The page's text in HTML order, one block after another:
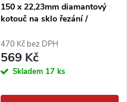
150 x 22,23mm diamantový
kotouč na sklo řezání /
470 Kč bez DPH
569 Kč
Skladem 17 ks